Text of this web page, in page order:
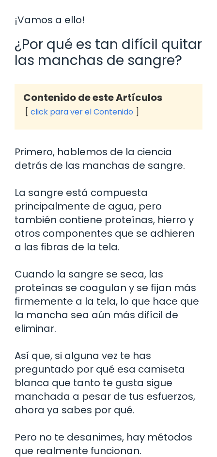
¡Vamos a ello!
¿Por qué es tan difícil quitar
las manchas de sangre?
Contenido de este Artículos
click para ver el Contenido
Primero, hablemos de la ciencia
detrás de las manchas de sangre.
La sangre está compuesta
principalmente de agua, pero
también contiene proteínas, hierro y
otros componentes que se adhieren
a las fibras de la tela.
Cuando la sangre se seca, las
proteínas se coagulan y se fijan más
firmemente a la tela, lo que hace que
la mancha sea aún más difícil de
eliminar.
Así que, si alguna vez te has
preguntado por qué esa camiseta
blanca que tanto te gusta sigue
manchada a pesar de tus esfuerzos,
ahora ya sabes por qué.
Pero no te desanimes, hay métodos
que realmente funcionan.